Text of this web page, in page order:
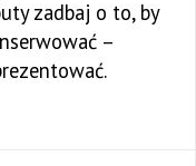
zadbaj o to, by
–